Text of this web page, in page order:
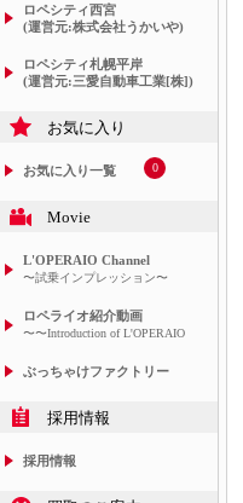
ロペシティ西宮
(運営元:株式会社うかいや)
ロペシティ札幌平岸
(運営元:三愛自動車工業[株])
お気に入り
お気に入り一覧 0
Movie
L'OPERAIO Channel
〜試乗インプレッション〜
ロペライオ紹介動画
〜〜Introduction of L'OPERAIO
ぶっちゃけファクトリー
採用情報
採用情報